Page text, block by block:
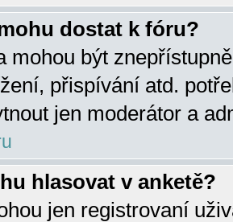
dostat k fóru?
mohou být
přispívání atd.
jen moderátor a
hlasovat v anketě?
jen registrovaní